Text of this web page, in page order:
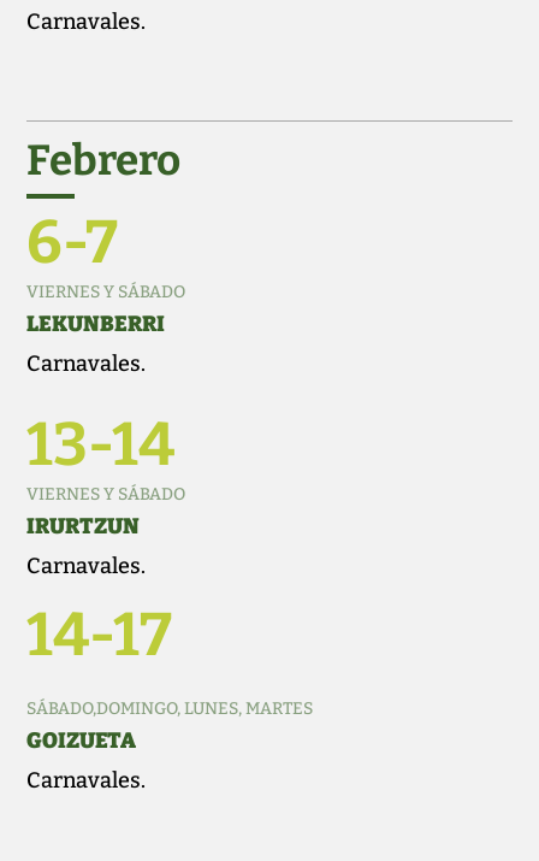
Carnavales.
Febrero
6-7
VIERNES Y SÁBADO
LEKUNBERRI
Carnavales.
13-14
VIERNES Y SÁBADO
IRURTZUN
Carnavales.
14-17
SÁBADO,DOMINGO, LUNES, MARTES
GOIZUETA
Carnavales.